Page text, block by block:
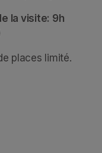
la visite: 9h
places limité.